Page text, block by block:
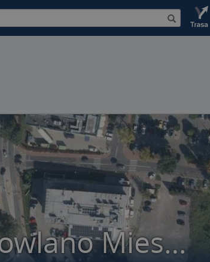
Puławska Spółdzielnia Budowlano Mieszkaniowa